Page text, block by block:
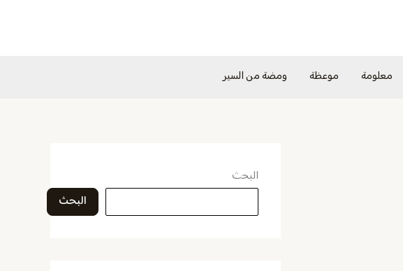
معلومة موعظة ومضة من السير
البحث
البحث